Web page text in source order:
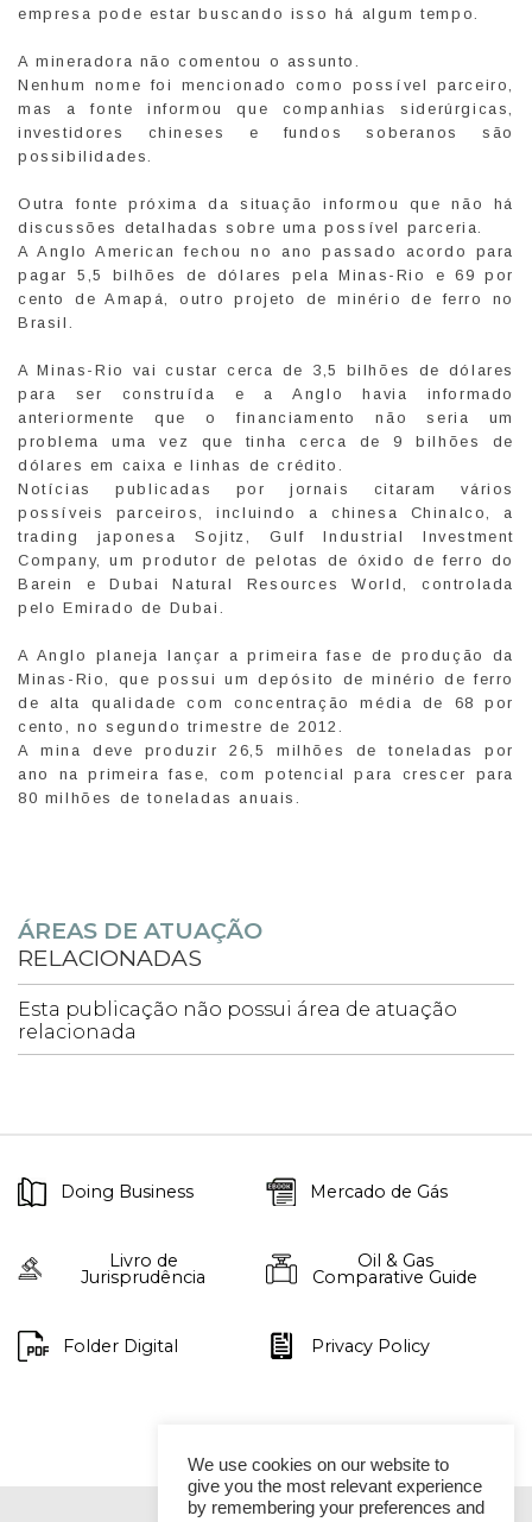
empresa pode estar buscando isso há algum tempo.
A mineradora não comentou o assunto.
Nenhum nome foi mencionado como possível parceiro,
mas a fonte informou que companhias siderúrgicas,
investidores chineses e fundos soberanos são
possibilidades.
Outra fonte próxima da situação informou que não há
discussões detalhadas sobre uma possível parceria.
A Anglo American fechou no ano passado acordo para
pagar 5,5 bilhões de dólares pela Minas-Rio e 69 por
cento de Amapá, outro projeto de minério de ferro no
Brasil.
A Minas-Rio vai custar cerca de 3,5 bilhões de dólares
para ser construída e a Anglo havia informado
anteriormente que o financiamento não seria um
problema uma vez que tinha cerca de 9 bilhões de
dólares em caixa e linhas de crédito.
Notícias publicadas por jornais citaram vários
possíveis parceiros, incluindo a chinesa Chinalco, a
trading japonesa Sojitz, Gulf Industrial Investment
Company, um produtor de pelotas de óxido de ferro do
Barein e Dubai Natural Resources World, controlada
pelo Emirado de Dubai.
A Anglo planeja lançar a primeira fase de produção da
Minas-Rio, que possui um depósito de minério de ferro
de alta qualidade com concentração média de 68 por
cento, no segundo trimestre de 2012.
A mina deve produzir 26,5 milhões de toneladas por
ano na primeira fase, com potencial para crescer para
80 milhões de toneladas anuais.
ÁREAS DE ATUAÇÃO
RELACIONADAS
Esta publicação não possui área de atuação
relacionada
Doing Business Mercado de Gás
Livro de
Jurisprudência
Oil & Gas
Comparative Guide
Folder Digital Privacy Policy
We use cookies on our website to
give you the most relevant experience
by remembering your preferences and